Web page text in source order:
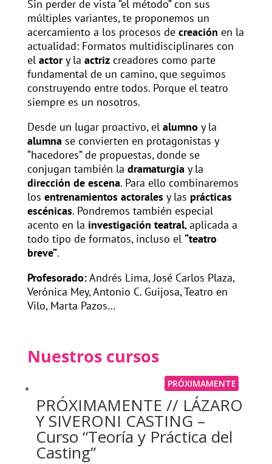
Sin perder de vista “el método” con sus
múltiples variantes, te proponemos un
acercamiento a los procesos de creación en la
actualidad: Formatos multidisciplinares con
el actory la actrizcreadores como parte
fundamental de un camino, que seguimos
construyendo entre todos. Porque el teatro
siempre es un nosotros.
Desde un lugar proactivo, el alumno y la
alumna se convierten en protagonistas y
“hacedores” de propuestas, donde se
conjugan también la dramaturgia y la
dirección de escena. Para ello combinaremos
los entrenamientos actorales y las prácticas
escénicas. Pondremos también especial
acento en la investigación teatral, aplicada a
todo tipo de formatos, incluso el “teatro
breve”.
Profesorado:Andrés Lima, José Carlos Plaza,
Verónica Mey, Antonio C. Guijosa, Teatro en
Vilo, Marta Pazos…
Nuestros cursos
PRÓXIMAMENTE
PRÓXIMAMENTE // LÁZARO
Y SIVERONI CASTING –
Curso “Teoría y Práctica del
Casting”